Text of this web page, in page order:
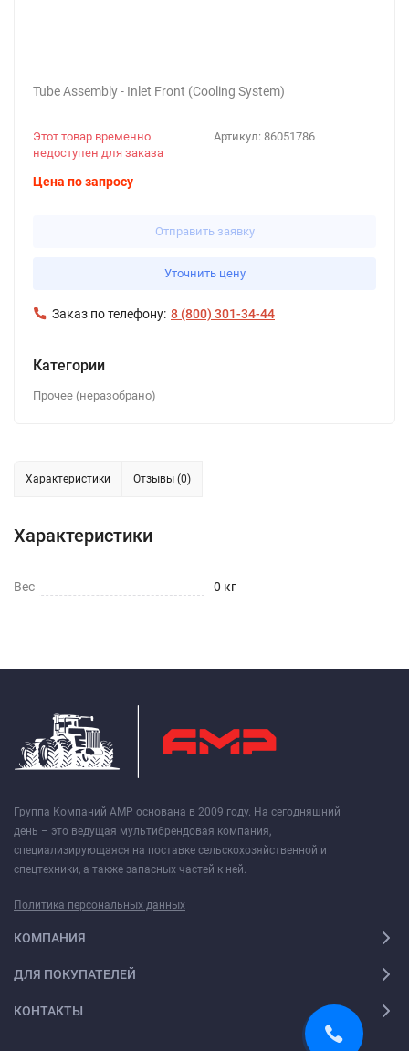
Tube Assembly - Inlet Front (Cooling System)
Артикул: 86051786
Этот товар временно
недоступен для заказа
Цена по запросу
Отправить заявку
Уточнить цену
Заказ по телефону: 8 (800) 301-34-44
Категории
Прочее (неразобрано)
Характеристики Отзывы (0)
Характеристики
Вес 0 кг
Группа Компаний АМР основана в 2009 году. На сегодняшний
день – это ведущая мультибрендовая компания,
специализирующаяся на поставке сельскохозяйственной и
спецтехники, а также запасных частей к ней.
Политика персональных данных
КОМПАНИЯ
ДЛЯ ПОКУПАТЕЛЕЙ
КОНТАКТЫ